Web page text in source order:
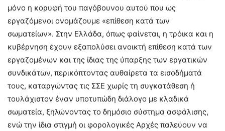
μόνο η κορυφή του παγόβουνου αυτού που ως
εργαζόμενοι ονομάζουμε «επίθεση κατά των
σωματείων». Στην Ελλάδα, όπως φαίνεται, η τρόικα και η
κυβέρνηση έχουν εξαπολύσει ανοικτή επίθεση κατά των
εργαζομένων και της ίδιας της ύπαρξης των εργατικών
συνδικάτων, περικόπτοντας αυθαίρετα τα εισοδήματά
τους, καταργώντας τις ΣΣΕ χωρίς τη συγκατάθεση ή
τουλάχιστον έναν υποτυπώδη διάλογο με κλαδικά
σωματεία, ξηλώνοντας το δημόσιο σύστημα ασφάλισης,
ενώ την ίδια στιγμή οι φορολογικές Αρχές παλεύουν να